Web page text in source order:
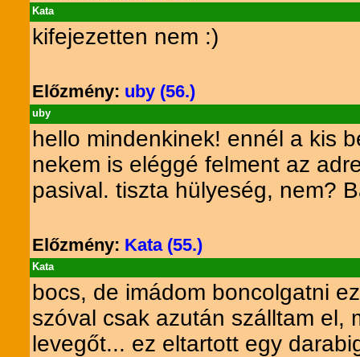
Kata
kifejezetten nem :)
Előzmény: uby (56.)
uby
hello mindenkinek! ennél a kis
nekem is eléggé felment az
pasival. tiszta hülyeség, nem?
Előzmény: Kata (55.)
Kata
bocs, de imádom boncolgatni
szóval csak azután szálltam el,
levegőt... ez eltartott egy